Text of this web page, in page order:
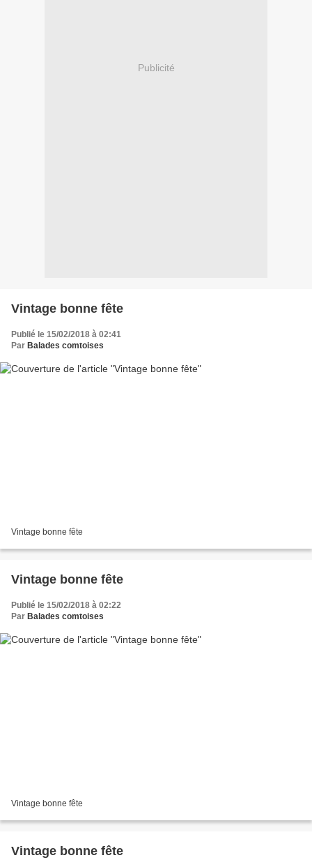
Publicité
Vintage bonne fête
Publié le 15/02/2018 à 02:41
Par Balades comtoises
Vintage bonne fête
Vintage bonne fête
Publié le 15/02/2018 à 02:22
Par Balades comtoises
Vintage bonne fête
Vintage bonne fête